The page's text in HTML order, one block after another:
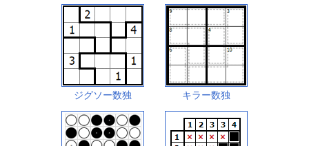
ジグソー数独 キラー数独